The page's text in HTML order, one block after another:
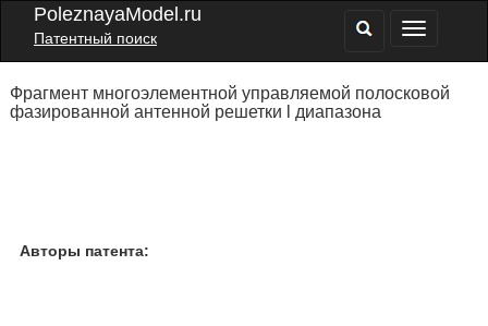
PoleznayaModel.ru
Патентный поиск
Фрагмент многоэлементной управляемой полосковой
фазированной антенной решетки l диапазона
Авторы патента: